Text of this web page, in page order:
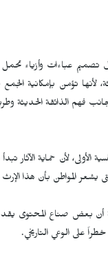
تصميم عباءات وأزياء
لأنها تؤمن بإمكانية
جانب فهم الذائقة الحديثة
لأن حماية الآثار
حتى يشعر المواطن بأن
أن بعض صناع المحتوى
على الوعي التاريخي.